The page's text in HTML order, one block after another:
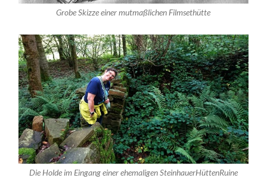
Grobe Skizze einer mutmaßlichen Filmsethütte
Die Holde im Eingang einer ehemaligen SteinhauerHüttenRuine